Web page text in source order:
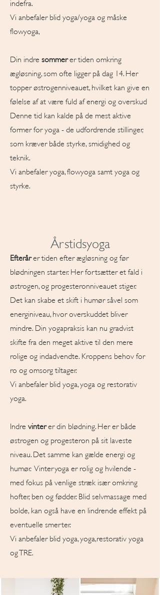
indefra.
Vi anbefaler blid yoga/yoga og måske
flowyoga,
Din indre sommerer tiden omkring
ægløsning, som ofte ligger på dag 14. Her
topper østrogenniveauet, hvilket kan give en
følelse af at være fuld af energi og overskud
Denne tid kan kalde på de mest aktive
former for yoga - de udfordrende stillinger,
som kræver både styrke, smidighed og
teknik.
Vi anbefaler yoga, flowyoga samt yoga og
styrke.
Årstidsyoga
Efterårer tiden efter ægløsning og før
blødningen starter. Her fortsætter et fald i
østrogen, og progesteronniveauet stiger.
Det kan skabe et skift i humør såvel som
energiniveau, hvor overskuddet bliver
mindre. Din yogapraksis kan nu gradvist
skifte fra den meget aktive til den mere
rolige og indadvendte. Kroppens behov for
ro og omsorg tiltager.
Vi anbefaler blid yoga, yoga og restorativ
yoga.
Indre vinterer din blødning. Her er både
østrogen og progesteron på sit laveste
niveau. Det samme kan gælde energi og
humør. Vinteryoga er rolig og hvilende -
med fokus på venlige stræk især omkring
hofter, ben og fødder. Blid selvmassage med
bolde, kan også have en lindrende effekt på
eventuelle smerter.
Vi anbefaler blid yoga, yoga,restorativ yoga
og TRE.